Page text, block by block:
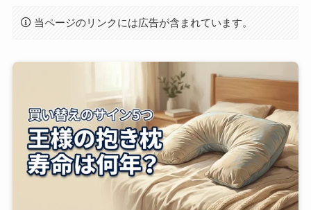
当ページのリンクには広告が含まれています。